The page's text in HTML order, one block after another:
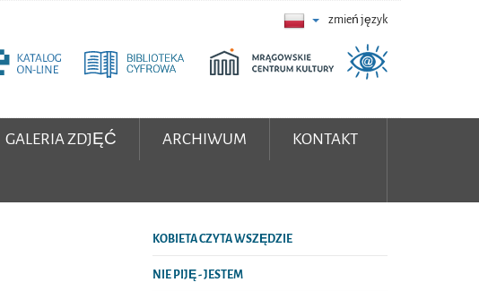
zmień język
GALERIA ZDJĘĆ ARCHIWUM KONTAKT
KOBIETA CZYTA WSZĘDZIE
NIE PIJĘ - JESTEM